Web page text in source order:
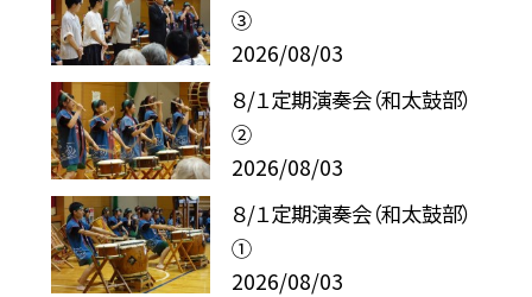
③
2026/08/03
８/１定期演奏会（和太鼓部）
②
2026/08/03
８/１定期演奏会（和太鼓部）
①
2026/08/03